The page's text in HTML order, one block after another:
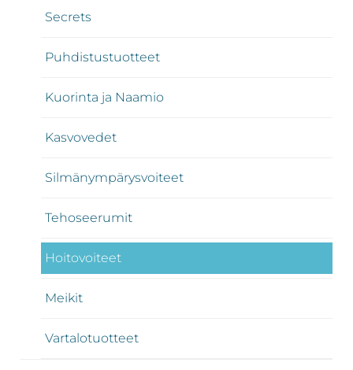
Secrets
Puhdistustuotteet
Kuorinta ja Naamio
Kasvovedet
Silmänympärysvoiteet
Tehoseerumit
Hoitovoiteet
Meikit
Vartalotuotteet